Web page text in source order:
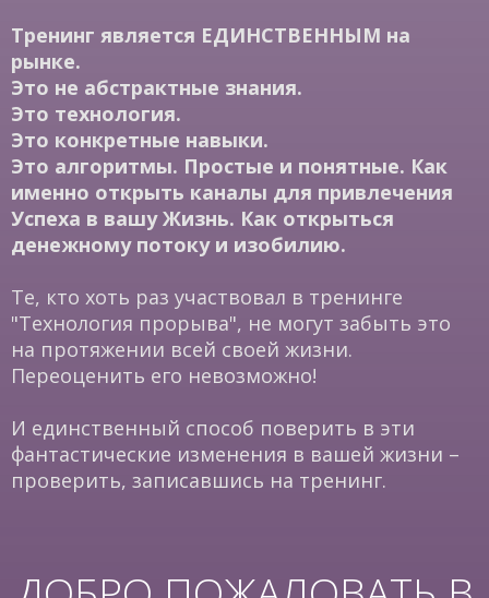
Тренинг является ЕДИНСТВЕННЫМ на
рынке.
Это не абстрактные знания.
Это технология.
Это конкретные навыки.
Это алгоритмы. Простые и понятные. Как
именно открыть каналы для привлечения
Успеха в вашу Жизнь. Как открыться
денежному потоку и изобилию.
Те, кто хоть раз участвовал в тренинге
"Технология прорыва", не могут забыть это
на протяжении всей своей жизни.
Переоценить его невозможно!
И единственный способ поверить в эти
фантастические изменения в вашей жизни –
проверить, записавшись на тренинг.